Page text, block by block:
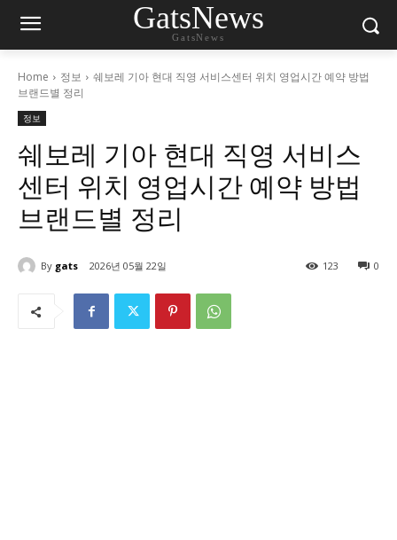
GatsNews
GatsNews
Home 정보
쉐보레 기아 현대 직영 서비스센터 위치 영업시간 예약 방법
브랜드별 정리
정보
쉐보레 기아 현대 직영 서비스
센터 위치 영업시간 예약 방법
브랜드별 정리
By gats 2026년 05월 22일 0
123